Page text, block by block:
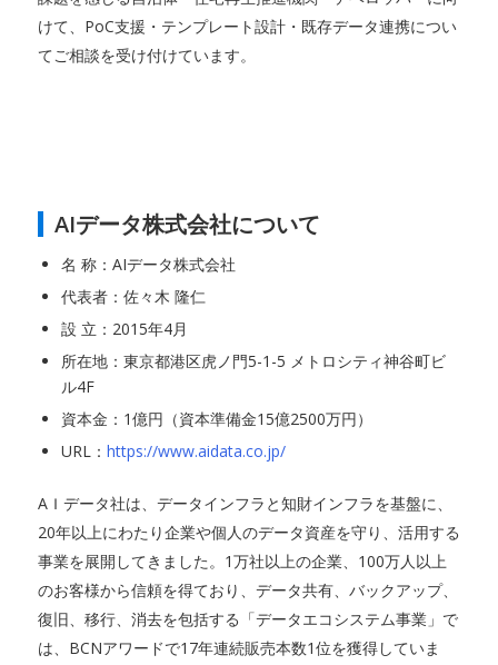
けて、PoC支援・テンプレート設計・既存データ連携につい
てご相談を受け付けています。
AIデータ株式会社について
名 称：AIデータ株式会社
代表者：佐々木 隆仁
設 立：2015年4月
所在地：東京都港区虎ノ門5-1-5 メトロシティ神谷町ビ
ル4F
資本金：1億円（資本準備金15億2500万円）
URL： https://www.aidata.co.jp/
AＩデータ社は、データインフラと知財インフラを基盤に、
20年以上にわたり企業や個人のデータ資産を守り、活用する
事業を展開してきました。1万社以上の企業、100万人以上
のお客様から信頼を得ており、データ共有、バックアップ、
復旧、移行、消去を包括する「データエコシステム事業」で
は、BCNアワードで17年連続販売本数1位を獲得していま